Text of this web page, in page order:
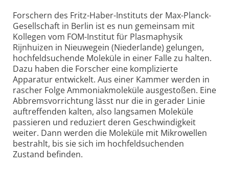
Forschern des Fritz-Haber-Instituts der Max-Planck-
Gesellschaft in Berlin ist es nun gemeinsam mit
Kollegen vom FOM-Institut für Plasmaphysik
Rijnhuizen in Nieuwegein (Niederlande) gelungen,
hochfeldsuchende Moleküle in einer Falle zu halten.
Dazu haben die Forscher eine komplizierte
Apparatur entwickelt. Aus einer Kammer werden in
rascher Folge Ammoniakmoleküle ausgestoßen. Eine
Abbremsvorrichtung lässt nur die in gerader Linie
auftreffenden kalten, also langsamen Moleküle
passieren und reduziert deren Geschwindigkeit
weiter. Dann werden die Moleküle mit Mikrowellen
bestrahlt, bis sie sich im hochfeldsuchenden
Zustand befinden.